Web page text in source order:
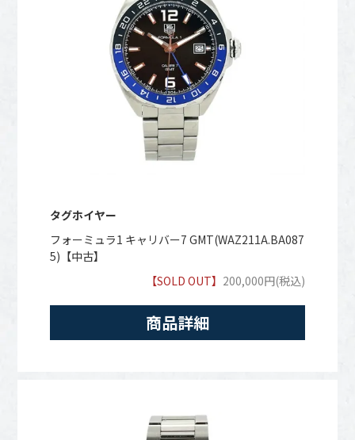
タグホイヤー
フォーミュラ1 キャリバー7 GMT(WAZ211A.BA087
5)【中古】
【SOLD OUT】 200,000円(税込)
商品詳細